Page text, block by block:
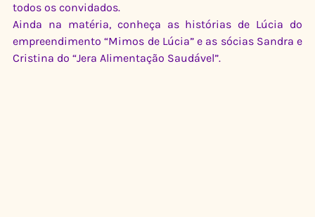
todos os convidados.
Ainda na matéria, conheça as histórias de Lúcia do
empreendimento “Mimos de Lúcia” e as sócias Sandra e
Cristina do “Jera Alimentação Saudável”.